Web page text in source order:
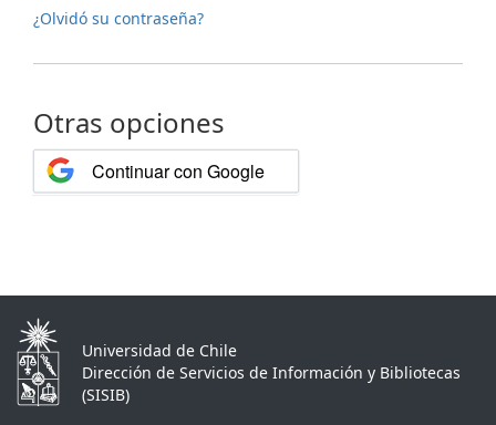
¿Olvidó su contraseña?
Otras opciones
Continuar con Google
Universidad de Chile
Dirección de Servicios de Información y Bibliotecas
(SISIB)